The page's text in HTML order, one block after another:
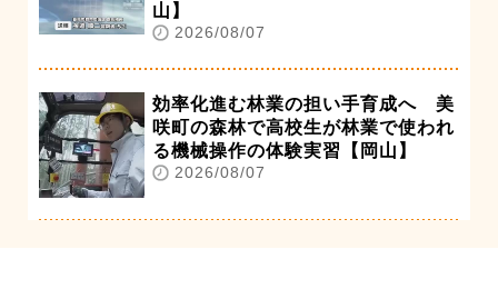
山】
2026/08/07
効率化進む林業の担い手育成へ 美
咲町の森林で高校生が林業で使われ
る機械操作の体験実習【岡山】
2026/08/07